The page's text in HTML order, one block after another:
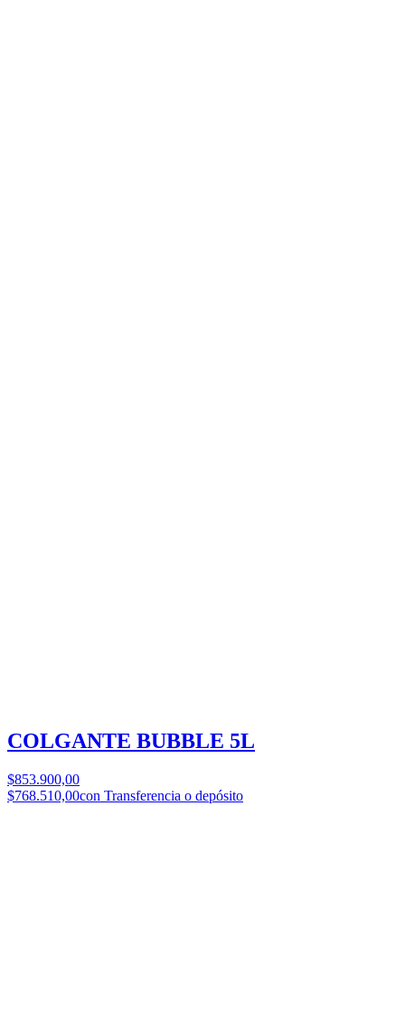
COLGANTE BUBBLE 5L
$853.900,00
$768.510,00con Transferencia o depósito